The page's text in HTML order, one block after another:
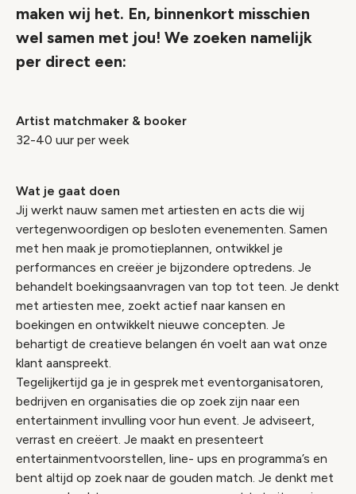
maken wij het. En, binnenkort misschien
wel samen met jou! We zoeken namelijk
per direct een:
Artist matchmaker & booker
32-40 uur per week
Wat je gaat doen
Jij werkt nauw samen met artiesten en acts die wij
vertegenwoordigen op besloten evenementen. Samen
met hen maak je promotieplannen, ontwikkel je
performances en creëer je bijzondere optredens. Je
behandelt boekingsaanvragen van top tot teen. Je denkt
met artiesten mee, zoekt actief naar kansen en
boekingen en ontwikkelt nieuwe concepten. Je
behartigt de creatieve belangen én voelt aan wat onze
klant aanspreekt.
Tegelijkertijd ga je in gesprek met eventorganisatoren,
bedrijven en organisaties die op zoek zijn naar een
entertainment invulling voor hun event. Je adviseert,
verrast en creëert. Je maakt en presenteert
entertainmentvoorstellen, line- ups en programma’s en
bent altijd op zoek naar de gouden match. Je denkt met